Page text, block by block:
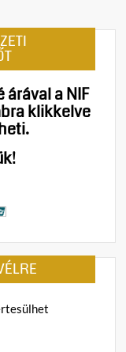
árával a NIF
klikkelve